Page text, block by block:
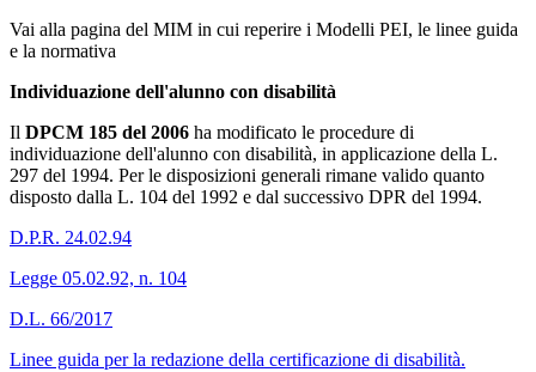
Vai alla pagina del MIM in cui reperire i Modelli PEI, le linee guida
e la normativa
Individuazione dell'alunno con disabilità
Il DPCM 185 del 2006 ha modificato le procedure di
individuazione dell'alunno con disabilità, in applicazione della L.
297 del 1994. Per le disposizioni generali rimane valido quanto
disposto dalla L. 104 del 1992 e dal successivo DPR del 1994.
D.P.R. 24.02.94
Legge 05.02.92, n. 104
D.L. 66/2017
Linee guida per la redazione della certificazione di disabilità.